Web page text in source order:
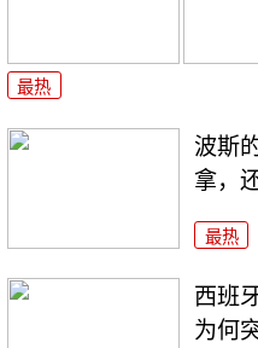
最热
波斯
拿，
最热
西班
为何